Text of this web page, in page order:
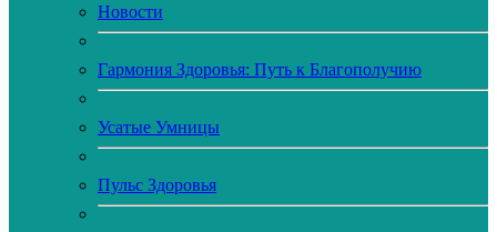
Новости
Гармония Здоровья: Путь к Благополучию
Усатые Умницы
Пульс Здоровья